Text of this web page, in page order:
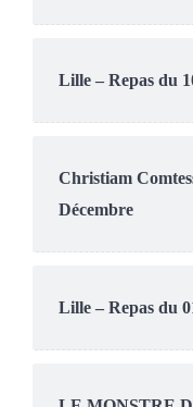
Lille – Repas du
Christiam
Décembre
Lille – Repas du